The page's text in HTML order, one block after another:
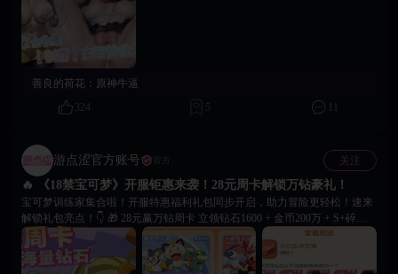
善良的荷花： 原神牛逼
324
5
游点涩官方账号 官方 关注
🔥 《18禁宝可梦》开服钜惠来袭！28元周卡解锁万钻豪礼！
宝可梦训练家集合啦！开服特惠福利礼包同步开启，助力冒险更轻松！速来
解锁礼包亮点！👇 🎁 28元赢万钻周卡 立领钻石1600 + 金币200万 + S+碎片
×10，七日共计10000钻奖励，自动发放至邮箱！ 🎁 30元精灵月卡特权 登录
收益提升、体力上限加成、每日钻石补给，长期性价比拉满！ 🎁 88元豪华
大师月卡 每日800钻 + 金币100万 + 豪华成长资源，全方面加速成长！ 🎁 多